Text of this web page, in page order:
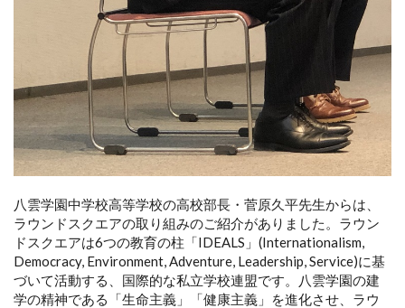
八雲学園中学校高等学校の高校部長・菅原久平先生からは、
ラウンドスクエアの取り組みのご紹介がありました。ラウン
ドスクエアは6つの教育の柱「IDEALS」(Internationalism,
Democracy, Environment, Adventure, Leadership, Service)に基
づいて活動する、国際的な私立学校連盟です。八雲学園の建
学の精神である「生命主義」「健康主義」を進化させ、ラウ